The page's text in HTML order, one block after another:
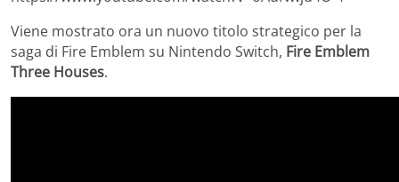
Viene mostrato ora un nuovo titolo strategico per la
saga di Fire Emblem su Nintendo Switch, Fire Emblem
Three Houses.